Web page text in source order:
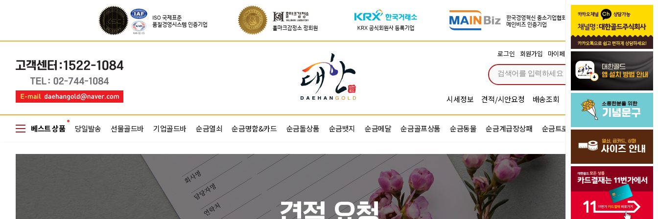
로그인 회원가입 마이페이지 주문조회 장바구니 0
시세정보 견적/시안요청 배송조회 시안확인 기념문구예문
베스트 상품 당일발송 선물골드바 기업골드바 순금열쇠 순금명함&카드 순금돌상품 순금뱃지 순금메달 순금골프상품 순금동물 순금계급장상패 순금트로피 순금기업반지